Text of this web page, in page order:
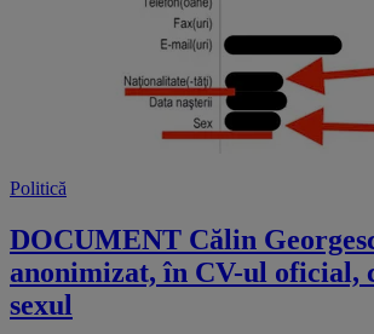
Politică
DOCUMENT Călin
anonimizat, în CV-ul oficial,
sexul